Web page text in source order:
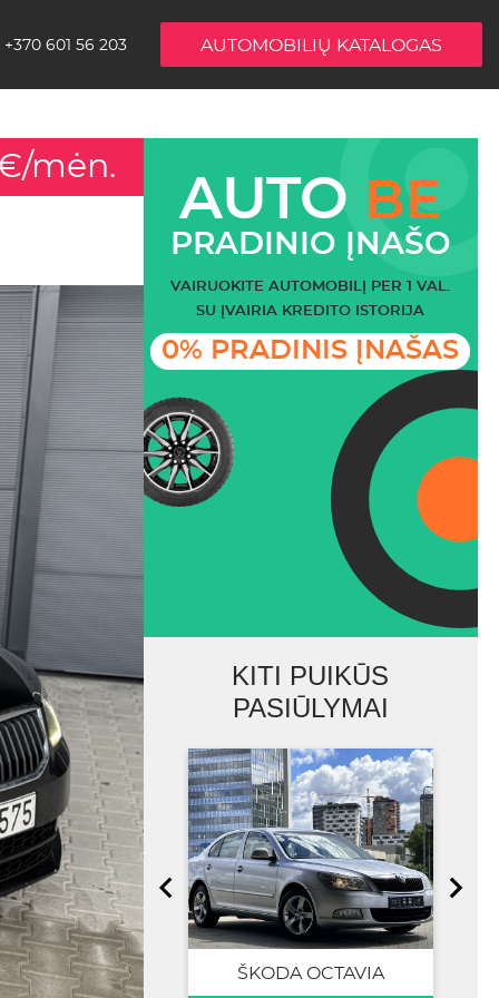
+370 601 56 203 AUTOMOBILIŲ KATALOGAS
mėn.
AUTO BE
PRADINIO ĮNAŠO
VAIRUOKITE AUTOMOBILĮ PER 1 VAL.
SU ĮVAIRIA KREDITO ISTORIJA
0% PRADINIS ĮNAŠAS
KITI PUIKŪS
PASIŪLYMAI
ŠKODA OCTAVIA
ŠKODA SUPERB
VOLVO S80
BMW 520D